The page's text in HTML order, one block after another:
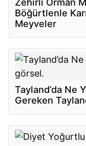
Böğürtlenle
Meyveler
Tayland’da Ne
Gereken